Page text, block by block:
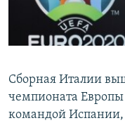
ПОБЕДИТЕЛЕЙ НЕ
КРЫМ.НЕПОКОРЕННЫЙ
УКРАИНСКАЯ
ПРИСОЕДИНЯЙТЕСЬ!
Все сайты RFE/RL
Сборная Италии
чемпионата Европы
командой